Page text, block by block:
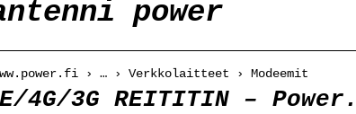
power
› … › Verkkolaitteet › Modeemit
4G/3G REITITIN –